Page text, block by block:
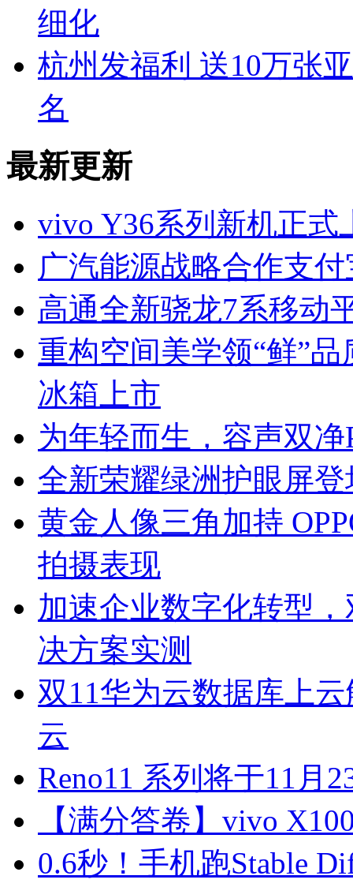
细化
杭州发福利 送10万张
名
最新更新
vivo Y36系列新机正
广汽能源战略合作支
高通全新骁龙7系移动
重构空间美学领“鲜”
冰箱上市
为年轻而生，容声双净
全新荣耀绿洲护眼屏
黄金人像三角加持
拍摄表现
加速企业数字化转型
决方案实测
双11华为云数据库上
云
Reno11 系列将于11月
【满分答卷】vivo
0.6秒！手机跑Stable